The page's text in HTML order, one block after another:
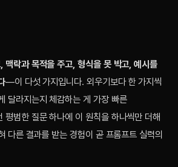
맥락과 목적을 주고, 형식을 못 박고, 예시를
—이 다섯 가지입니다. 외우기보다 한 가지씩
달라지는지 체감하는 게 가장 빠른
평범한 질문 하나에 이 원칙을 하나씩만 더해
다른 결과를 받는 경험이 곧 프롬프트 실력의